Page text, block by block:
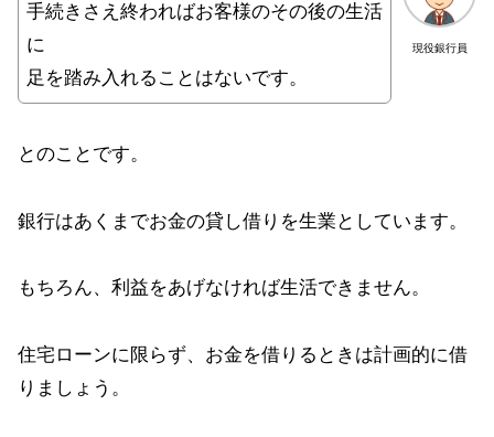
現役銀行員
手続きさえ終わればお客様のその後の生活
に
足を踏み入れることはないです。
とのことです。
銀行はあくまでお金の貸し借りを生業としています。
もちろん、利益をあげなければ生活できません。
住宅ローンに限らず、お金を借りるときは計画的に借
りましょう。